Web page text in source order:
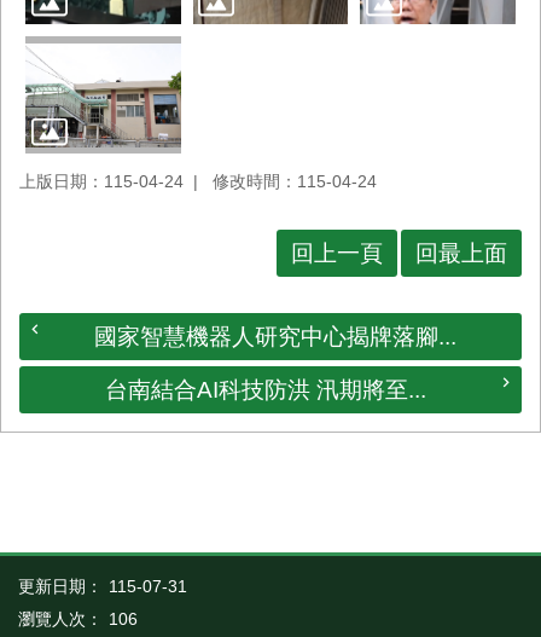
上版日期：115-04-24 修改時間：115-04-24
回上一頁 回最上面
國家智慧機器人研究中心揭牌落腳...
台南結合AI科技防洪 汛期將至...
更新日期：
115-07-31
瀏覽人次：
106